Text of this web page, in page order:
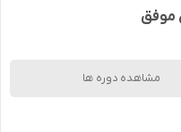
موفق
مشاهده دوره ها